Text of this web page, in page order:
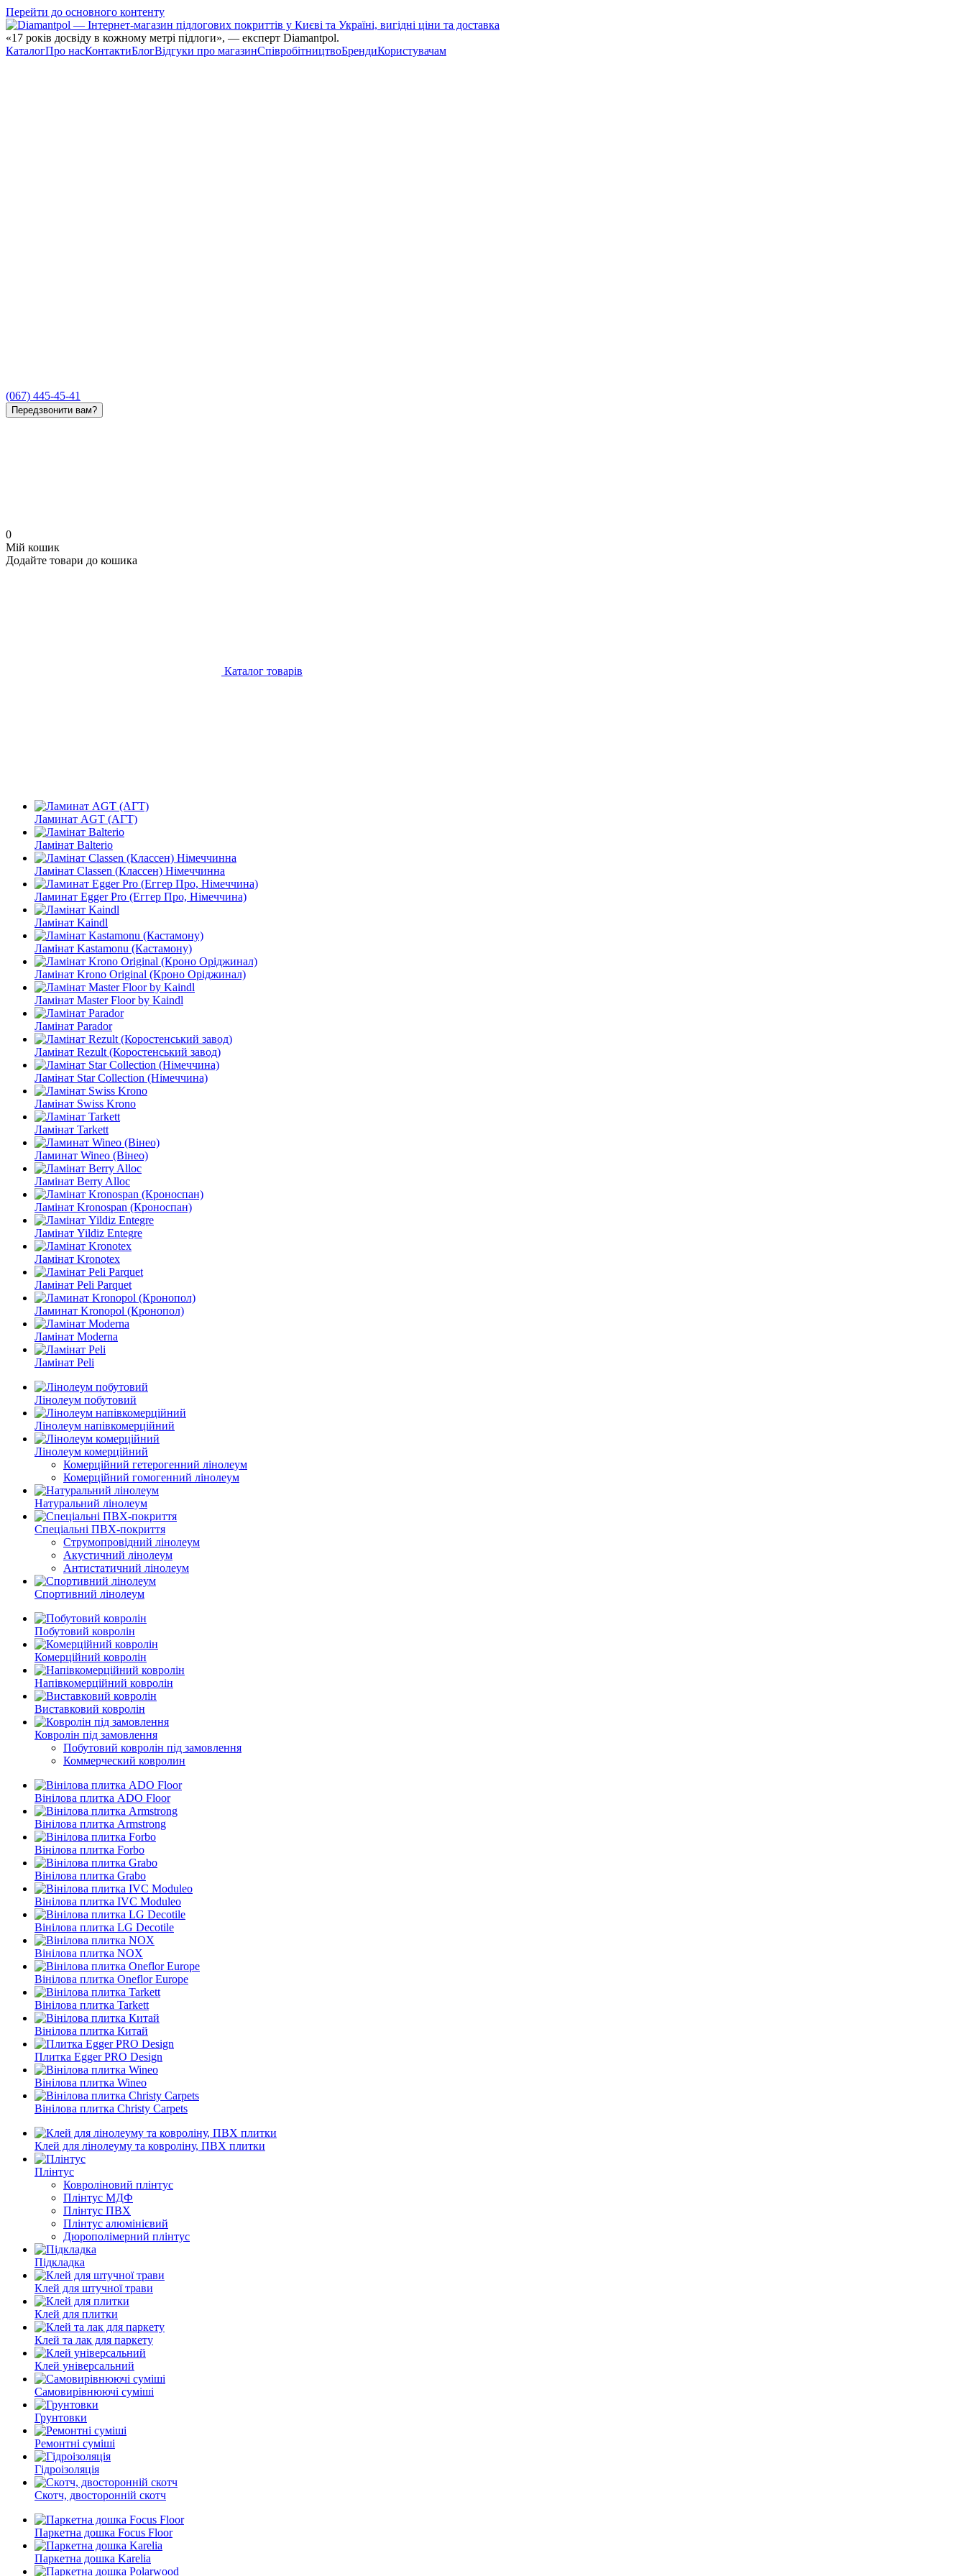
Перейти до основного контенту
«17 років досвіду в кожному метрі підлоги», — експерт Diamantpol.
КаталогПро насКонтактиБлогВідгуки про магазинСпівробітництвоБрендиКористувачам
(067) 445-45-41
Передзвонити вам?
0
Мій кошик
Додайте товари до кошика
Каталог товарів
Ламинат AGT (АГТ)
Ламінат Balterio
Ламінат Classen (Классен) Німеччинна
Ламинат Egger Pro (Еггер Про, Німеччина)
Ламінат Kaindl
Ламінат Kastamonu (Кастамону)
Ламінат Krono Original (Кроно Оріджинал)
Ламінат Master Floor by Kaindl
Ламінат Parador
Ламінат Rezult (Коростенський завод)
Ламінат Star Collection (Німеччина)
Ламінат Swiss Krono
Ламінат Tarkett
Ламинат Wineo (Вінео)
Ламінат Berry Alloc
Ламінат Kronospan (Кроноспан)
Ламінат Yildiz Entegre
Ламінат Kronotex
Ламінат Peli Parquet
Ламинат Kronopol (Кронопол)
Ламінат Moderna
Ламінат Peli
Лінолеум побутовий
Лінолеум напівкомерційний
Лінолеум комерційний
Комерційний гетерогенний лінолеум
Комерційний гомогенний лінолеум
Натуральний лінолеум
Спеціальні ПВХ-покриття
Струмопровідний лінолеум
Акустичний лінолеум
Антистатичний лінолеум
Спортивний лінолеум
Побутовий ковролін
Комерційний ковролін
Напівкомерційний ковролін
Виставковий ковролін
Ковролін під замовлення
Побутовий ковролін під замовлення
Коммерческий ковролин
Вінілова плитка ADO Floor
Вінілова плитка Armstrong
Вінілова плитка Forbo
Вінілова плитка Grabo
Вінілова плитка IVC Moduleo
Вінілова плитка LG Decotile
Вінілова плитка NOX
Вінілова плитка Oneflor Europe
Вінілова плитка Tarkett
Вінілова плитка Китай
Плитка Egger PRO Design
Вінілова плитка Wineo
Вінілова плитка Christy Carpets
Клей для лінолеуму та ковроліну, ПВХ плитки
Плінтус
Ковроліновий плінтус
Плінтус МДФ
Плінтус ПВХ
Плінтус алюмінієвий
Дюрополімерний плінтус
Підкладка
Клей для штучної трави
Клей для плитки
Клей та лак для паркету
Клей універсальний
Самовирівнюючі суміші
Грунтовки
Ремонтні суміші
Гідроізоляція
Скотч, двосторонній скотч
Паркетна дошка Focus Floor
Паркетна дошка Karelia